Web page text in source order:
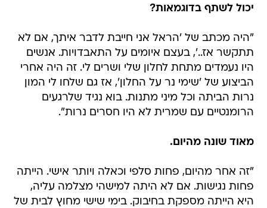
יכול לשתף בדוגמאות?
"היה מכתב של 'הראל אני חייבת לדבר איתך, אם לא
תתקשר אז..', בעצם איומים על התאבדויות. אנשים
היו נעמדים מתחת לחלון שלי ושרים לי. זה היה אחרי
הביצוע של 'שימי נר על החלון', אז גם שלחו לי המון
נרות הביתה וכל מיני מתנות. בוא נגיד שלרגעים
הרומנטיים עם שמרית לא היו חסרים נרות".
מאוד שונה מהיום.
"זה אחר מהיום, פחות סלפי וכאלה ויותר אישי. הייתה
פחות נגישות. אם לא היתה למישהי מצלמה עליה,
היא הייתה מספקת בחיבוק. בימי שישי מחוץ לבית של